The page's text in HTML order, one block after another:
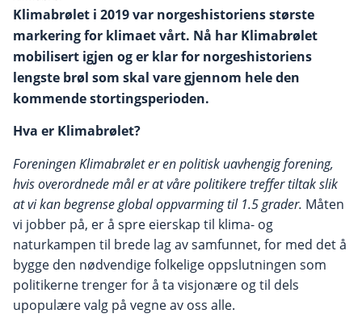
Klimabrølet i 2019 var norgeshistoriens største
markering for klimaet vårt. Nå har Klimabrølet
mobilisert igjen og er klar for norgeshistoriens
lengste brøl som skal vare gjennom hele den
kommende stortingsperioden.
Hva er Klimabrølet?
Foreningen Klimabrølet er en politisk uavhengig forening,
hvis overordnede mål er at våre politikere treffer tiltak slik
at vi kan begrense global oppvarming til 1.5 grader. Måten
vi jobber på, er å spre eierskap til klima- og
naturkampen til brede lag av samfunnet, for med det å
bygge den nødvendige folkelige oppslutningen som
politikerne trenger for å ta visjonære og til dels
upopulære valg på vegne av oss alle.